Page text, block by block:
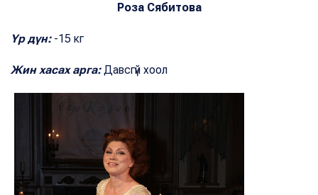
Роза Сябитова
Үр дүн: -15 кг
Жин хасах арга:Давсгүй хоол